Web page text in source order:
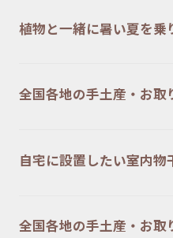
植物と一緒に暑い夏を
全国各地の手土産・お
自宅に設置したい室内物
全国各地の手土産・お